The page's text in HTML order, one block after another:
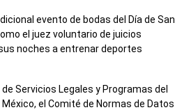
evento de bodas del Día de San
el juez voluntario de juicios
noches a entrenar deportes
Servicios Legales y Programas del
el Comité de Normas de Datos